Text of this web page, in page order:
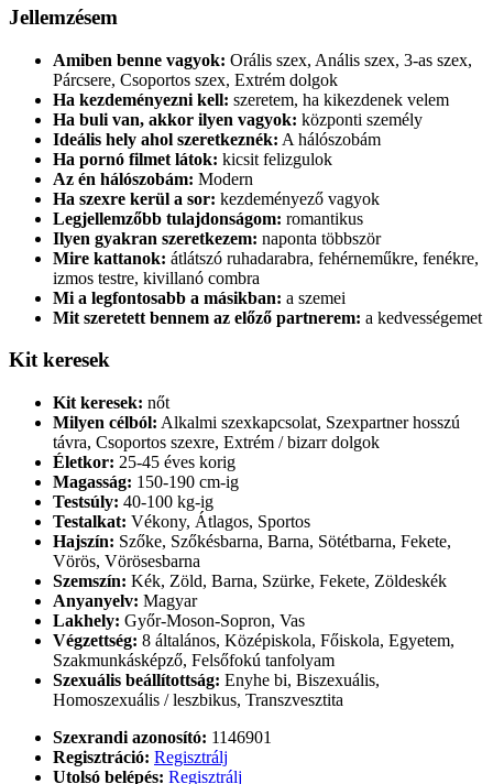
Jellemzésem
Amiben benne vagyok: Orális szex, Anális szex, 3-as szex,
Párcsere, Csoportos szex, Extrém dolgok
Ha kezdeményezni kell: szeretem, ha kikezdenek velem
Ha buli van, akkor ilyen vagyok: központi személy
Ideális hely ahol szeretkeznék: A hálószobám
Ha pornó filmet látok: kicsit felizgulok
Az én hálószobám: Modern
Ha szexre kerül a sor: kezdeményező vagyok
Legjellemzőbb tulajdonságom: romantikus
Ilyen gyakran szeretkezem: naponta többször
Mire kattanok: átlátszó ruhadarabra, fehérneműkre, fenékre,
izmos testre, kivillanó combra
Mi a legfontosabb a másikban: a szemei
Mit szeretett bennem az előző partnerem: a kedvességemet
Kit keresek
Kit keresek: nőt
Milyen célból: Alkalmi szexkapcsolat, Szexpartner hosszú
távra, Csoportos szexre, Extrém / bizarr dolgok
Életkor: 25-45 éves korig
Magasság: 150-190 cm-ig
Testsúly: 40-100 kg-ig
Testalkat: Vékony, Átlagos, Sportos
Hajszín: Szőke, Szőkésbarna, Barna, Sötétbarna, Fekete,
Vörös, Vörösesbarna
Szemszín: Kék, Zöld, Barna, Szürke, Fekete, Zöldeskék
Anyanyelv: Magyar
Lakhely: Győr-Moson-Sopron, Vas
Végzettség: 8 általános, Középiskola, Főiskola, Egyetem,
Szakmunkásképző, Felsőfokú tanfolyam
Szexuális beállítottság: Enyhe bi, Biszexuális,
Homoszexuális / leszbikus, Transzvesztita
Szexrandi azonosító: 1146901
Regisztráció: Regisztrálj
Utolsó belépés: Regisztrálj